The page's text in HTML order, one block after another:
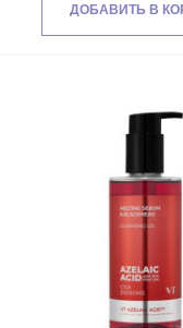
ДОБАВИТЬ В